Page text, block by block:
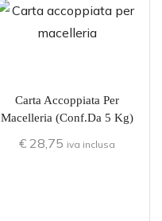
Carta Accoppiata Per
Macelleria (conf.da 5 Kg)
€28,75 iva inclusa